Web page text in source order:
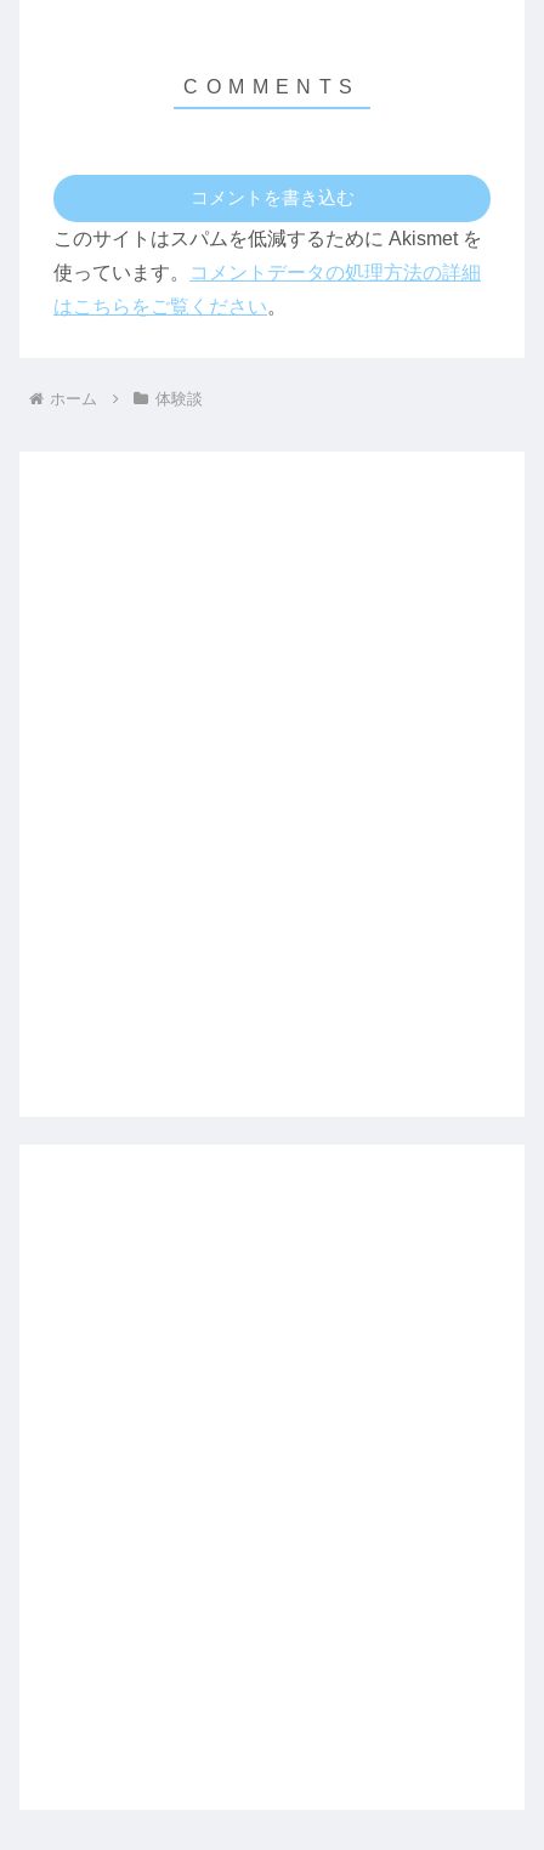
コメントを書き込む
このサイトはスパムを低減するために Akismet を
使っています。
コメントデータの処理方法の詳細
はこちらをご覧ください。
ホーム 体験談